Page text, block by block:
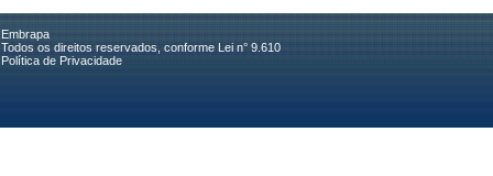
Embrapa
Todos os direitos reservados, conforme Lei n° 9.610
Política de Privacidade